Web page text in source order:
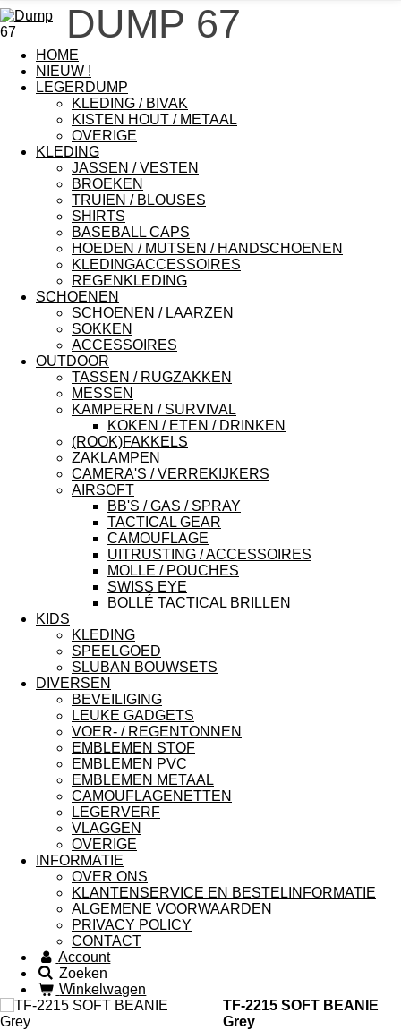
DUMP 67
HOME
NIEUW !
LEGERDUMP
KLEDING / BIVAK
KISTEN HOUT / METAAL
OVERIGE
KLEDING
JASSEN / VESTEN
BROEKEN
TRUIEN / BLOUSES
SHIRTS
BASEBALL CAPS
HOEDEN / MUTSEN / HANDSCHOENEN
KLEDINGACCESSOIRES
REGENKLEDING
SCHOENEN
SCHOENEN / LAARZEN
SOKKEN
ACCESSOIRES
OUTDOOR
TASSEN / RUGZAKKEN
MESSEN
KAMPEREN / SURVIVAL
KOKEN / ETEN / DRINKEN
(ROOK)FAKKELS
ZAKLAMPEN
CAMERA'S / VERREKIJKERS
AIRSOFT
BB'S / GAS / SPRAY
TACTICAL GEAR
CAMOUFLAGE
UITRUSTING / ACCESSOIRES
MOLLE / POUCHES
SWISS EYE
BOLLÉ TACTICAL BRILLEN
KIDS
KLEDING
SPEELGOED
SLUBAN BOUWSETS
DIVERSEN
BEVEILIGING
LEUKE GADGETS
VOER- / REGENTONNEN
EMBLEMEN STOF
EMBLEMEN PVC
EMBLEMEN METAAL
CAMOUFLAGENETTEN
LEGERVERF
VLAGGEN
OVERIGE
INFORMATIE
OVER ONS
KLANTENSERVICE EN BESTELINFORMATIE
ALGEMENE VOORWAARDEN
PRIVACY POLICY
CONTACT
Account
Zoeken
Winkelwagen
TF-2215 SOFT BEANIE
Grey